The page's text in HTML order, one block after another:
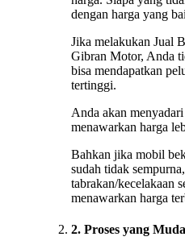
dengan harga yang
Jika melakukan Jual
Gibran Motor, Anda
bisa mendapatkan
tertinggi.
Anda akan
menawarkan harga
Bahkan jika mobil
sudah tidak
tabrakan/kecelakaan
menawarkan harga
2. Proses yang